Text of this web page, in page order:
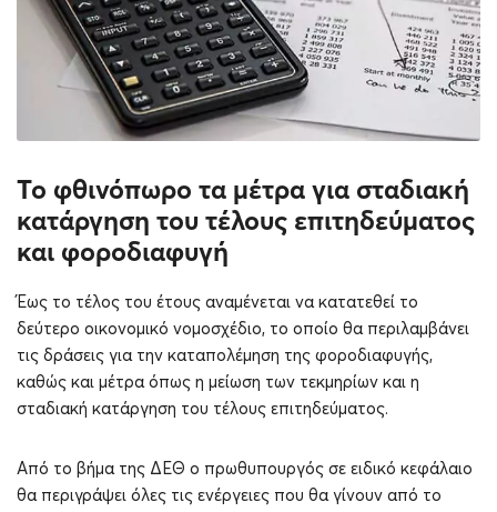
Το φθινόπωρο τα μέτρα για σταδιακή
κατάργηση του τέλους επιτηδεύματος
και φοροδιαφυγή
Έως το τέλος του έτους αναμένεται να κατατεθεί το
δεύτερο οικονομικό νομοσχέδιο, το οποίο θα περιλαμβάνει
τις δράσεις για την καταπολέμηση της φοροδιαφυγής,
καθώς και μέτρα όπως η μείωση των τεκμηρίων και η
σταδιακή κατάργηση του τέλους επιτηδεύματος.
Από το βήμα της ΔΕΘ ο πρωθυπουργός σε ειδικό κεφάλαιο
θα περιγράψει όλες τις ενέργειες που θα γίνουν από το